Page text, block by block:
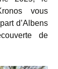
vous
d’Albens
de